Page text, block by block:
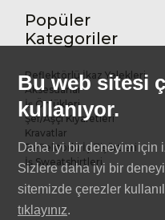
Popüler
Kategoriler
Reflektörlü İkaz Yelekleri
Aksesuarlar
İş Önlükleri
Şef/Aşçı Kıyafetleri
Kravatlar
Reflektörlü İş Tişörtleri
İş Sweatshirtleri
Bu web sitesi
kullanıyor.
Daha iyi bir deneyim için
Sizlere daha iyi bir
sitemizde çerezler
tıklayınız.